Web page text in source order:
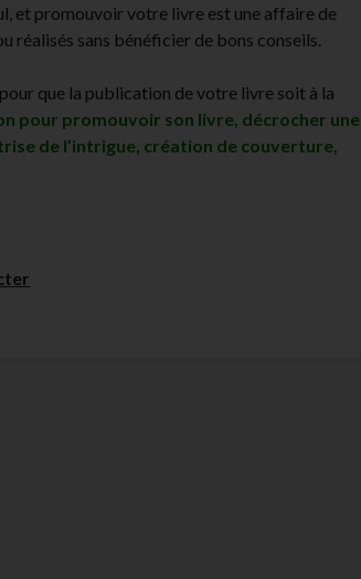
et promouvoir votre livre est une affaire de
réalisés sans bénéficier de bons conseils.
, pour que la publication de votre livre soit à la
pour promouvoir son livre, décrocher une
de l’intrigue, création de couverture,